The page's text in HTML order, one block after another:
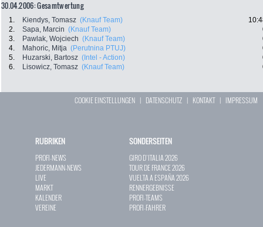
30.04.2006: Gesamtwertung
1. Kiendys, Tomasz (Knauf Team)
2.
Sapa, Marcin (Knauf Team)
3.
Pawlak, Wojciech (Knauf Team)
4.
Mahoric, Mitja (Perutnina PTUJ)
5.
Huzarski, Bartosz (Intel - Action)
6.
Lisowicz, Tomasz (Knauf Team)
COOKIE EINSTELLUNGEN | DATENSCHUTZ | KONTAKT| IMPRESSUM
RUBRIKEN
PROFI-NEWS
JEDERMANN-NEWS
LIVE
MARKT
KALENDER
VEREINE
SONDERSEITEN
GIRO D`ITALIA 2026
TOUR DE FRANCE 2026
VUELTA A ESPAÑA 2026
RENNERGEBNISSE
PROFI-TEAMS
PROFI-FAHRER